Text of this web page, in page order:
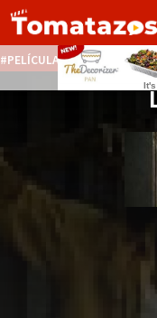
PELÍCULAS STREAMING